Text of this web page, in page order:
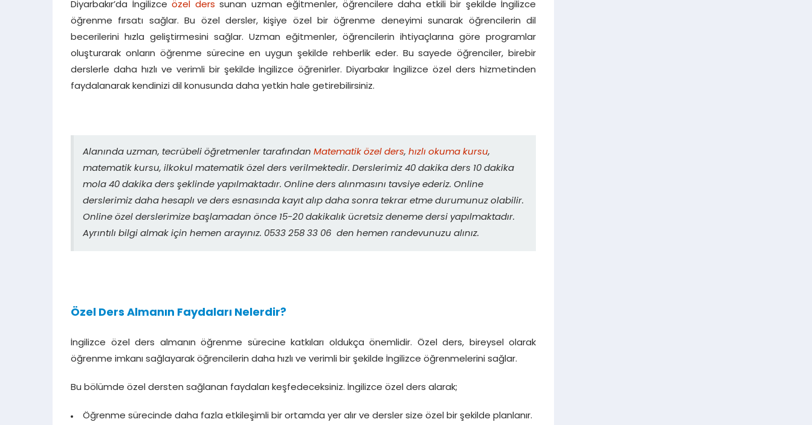
Diyarbakır’da İngilizce özel ders sunan uzman eğitmenler, öğrencilere daha etkili bir şekilde İngilizce
öğrenme fırsatı sağlar. Bu özel dersler, kişiye özel bir öğrenme deneyimi sunarak öğrencilerin dil
becerilerini hızla geliştirmesini sağlar. Uzman eğitmenler, öğrencilerin ihtiyaçlarına göre programlar
oluşturarak onların öğrenme sürecine en uygun şekilde rehberlik eder. Bu sayede öğrenciler, birebir
derslerle daha hızlı ve verimli bir şekilde İngilizce öğrenirler. Diyarbakır İngilizce özel ders hizmetinden
faydalanarak kendinizi dil konusunda daha yetkin hale getirebilirsiniz.
Alanında uzman, tecrübeli öğretmenler tarafından Matematik özel ders, hızlı okuma kursu,
matematik kursu, ilkokul matematik özel ders verilmektedir. Derslerimiz 40 dakika ders 10 dakika
mola 40 dakika ders şeklinde yapılmaktadır. Online ders alınmasını tavsiye ederiz. Online
derslerimiz daha hesaplı ve ders esnasında kayıt alıp daha sonra tekrar etme durumunuz olabilir.
Online özel derslerimize başlamadan önce 15-20 dakikalık ücretsiz deneme dersi yapılmaktadır.
Ayrıntılı bilgi almak için hemen arayınız. 0533 258 33 06 den hemen randevunuzu alınız.
Özel Ders Almanın Faydaları Nelerdir?
İngilizce özel ders almanın öğrenme sürecine katkıları oldukça önemlidir. Özel ders, bireysel olarak
öğrenme imkanı sağlayarak öğrencilerin daha hızlı ve verimli bir şekilde İngilizce öğrenmelerini sağlar.
Bu bölümde özel dersten sağlanan faydaları keşfedeceksiniz. İngilizce özel ders alarak;
Öğrenme sürecinde daha fazla etkileşimli bir ortamda yer alır ve dersler size özel bir şekilde planlanır.